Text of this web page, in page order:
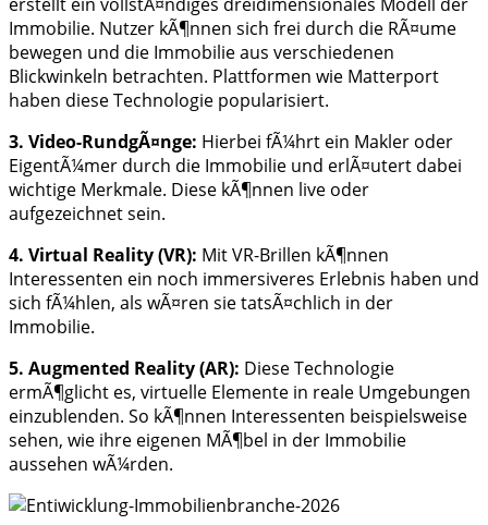
Immobilie. Nutzer kÃ¶nnen sich frei durch die RÃ¤ume
bewegen und die Immobilie aus verschiedenen
Blickwinkeln betrachten. Plattformen wie Matterport
haben diese Technologie popularisiert.
3. Video-RundgÃ¤nge: Hierbei fÃ¼hrt ein Makler oder
EigentÃ¼mer durch die Immobilie und erlÃ¤utert dabei
wichtige Merkmale. Diese kÃ¶nnen live oder
aufgezeichnet sein.
4. Virtual Reality (VR): Mit VR-Brillen kÃ¶nnen
Interessenten ein noch immersiveres Erlebnis haben und
sich fÃ¼hlen, als wÃ¤ren sie tatsÃ¤chlich in der
Immobilie.
5. Augmented Reality (AR): Diese Technologie
ermÃ¶glicht es, virtuelle Elemente in reale Umgebungen
einzublenden. So kÃ¶nnen Interessenten beispielsweise
sehen, wie ihre eigenen MÃ¶bel in der Immobilie
aussehen wÃ¼rden.